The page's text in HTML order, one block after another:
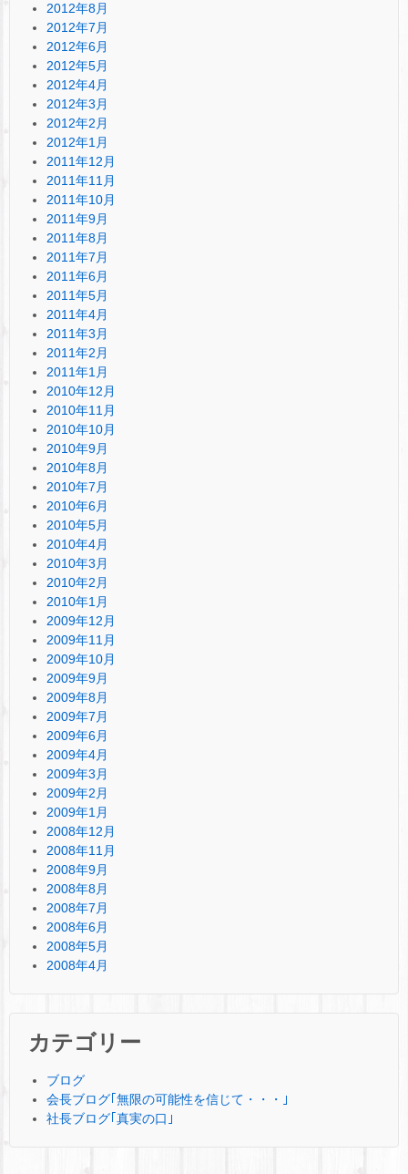
2012年8月
2012年7月
2012年6月
2012年5月
2012年4月
2012年3月
2012年2月
2012年1月
2011年12月
2011年11月
2011年10月
2011年9月
2011年8月
2011年7月
2011年6月
2011年5月
2011年4月
2011年3月
2011年2月
2011年1月
2010年12月
2010年11月
2010年10月
2010年9月
2010年8月
2010年7月
2010年6月
2010年5月
2010年4月
2010年3月
2010年2月
2010年1月
2009年12月
2009年11月
2009年10月
2009年9月
2009年8月
2009年7月
2009年6月
2009年4月
2009年3月
2009年2月
2009年1月
2008年12月
2008年11月
2008年9月
2008年8月
2008年7月
2008年6月
2008年5月
2008年4月
カテゴリー
ブログ
会長ブログ｢無限の可能性を信じて・・・｣
社長ブログ｢真実の口｣